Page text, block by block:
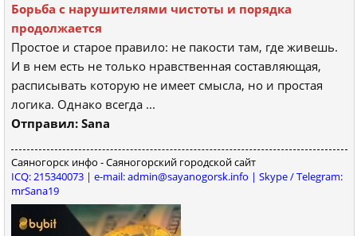
Борьба с нарушителями чистоты и порядка
продолжается
Простое и старое правило: не пакости там, где живешь.
И в нем есть не только нравственная составляющая,
расписывать которую не имеет смысла, но и простая
логика. Однако всегда ...
Отправил: Sana
Саяногорск инфо - Саяногорский городской сайт
ICQ: 215340073 | e-mail: admin@sayanogorsk.info | Skype / Telegram:
mrSana19